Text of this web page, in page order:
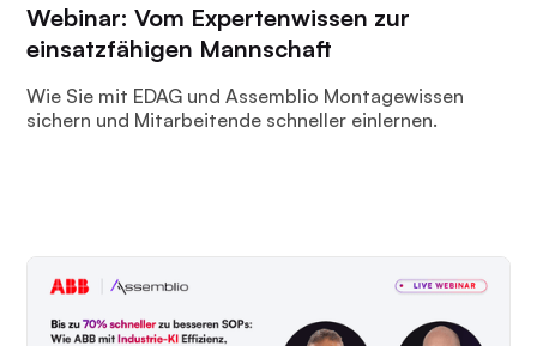
Webinar: Vom Expertenwissen zur
einsatzfähigen Mannschaft
Wie Sie mit EDAG und Assemblio Montagewissen
sichern und Mitarbeitende schneller einlernen.